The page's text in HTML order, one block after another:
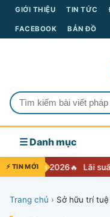
GIỚI THIỆU TIN TỨC
FACEBOOK BẢN ĐỒ
☰ Danh mục
⚡ TIN MỚI
quyền 2026 Lãi suất
Trang chủ › Sở hữu trí tuệ